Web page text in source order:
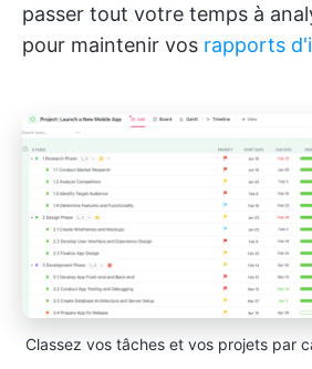
passer tout votre temps à
pour maintenir vos rapports
Classez vos tâches et vos projets par